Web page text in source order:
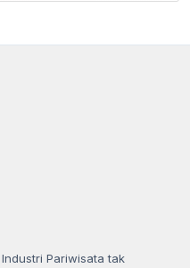
Pariwisata tak